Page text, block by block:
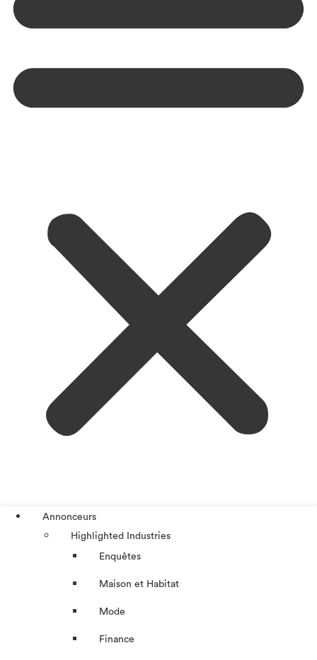
Annonceurs
Highlighted Industries
Enquêtes
Maison et Habitat
Mode
Finance